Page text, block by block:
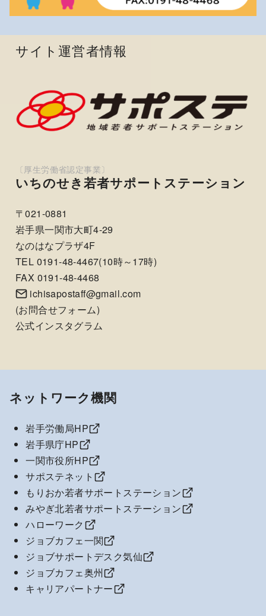
サイト運営者情報
いちのせき若者サポートステーション
〒021-0881
岩手県一関市大町4-29
なのはなプラザ4F
TEL 0191-48-4467(10時～17時)
FAX 0191-48-4468
ichisapostaff@gmail.com
(お問合せフォーム)
公式インスタグラム
ネットワーク機関
岩手労働局HP
岩手県庁HP
一関市役所HP
サポステネット
もりおか若者サポートステーション
みやぎ北若者サポートステーション
ハローワーク
ジョブカフェ一関
ジョブサポートデスク気仙
ジョブカフェ奥州
キャリアパートナー